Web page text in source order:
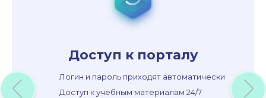
Доступ к порталу
Логин и пароль приходят автоматически
Доступ к учебным материалам 24/7